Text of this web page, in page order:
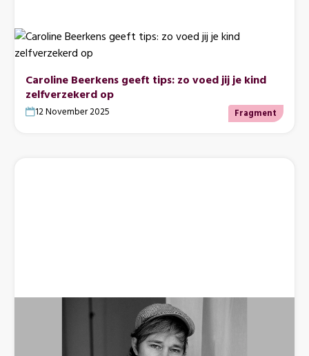
Caroline Beerkens geeft tips: zo voed jij je kind
zelfverzekerd op
12 November 2025 Fragment